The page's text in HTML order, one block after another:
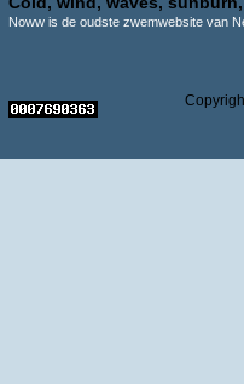
Noww is de oudste zwemwebsite van